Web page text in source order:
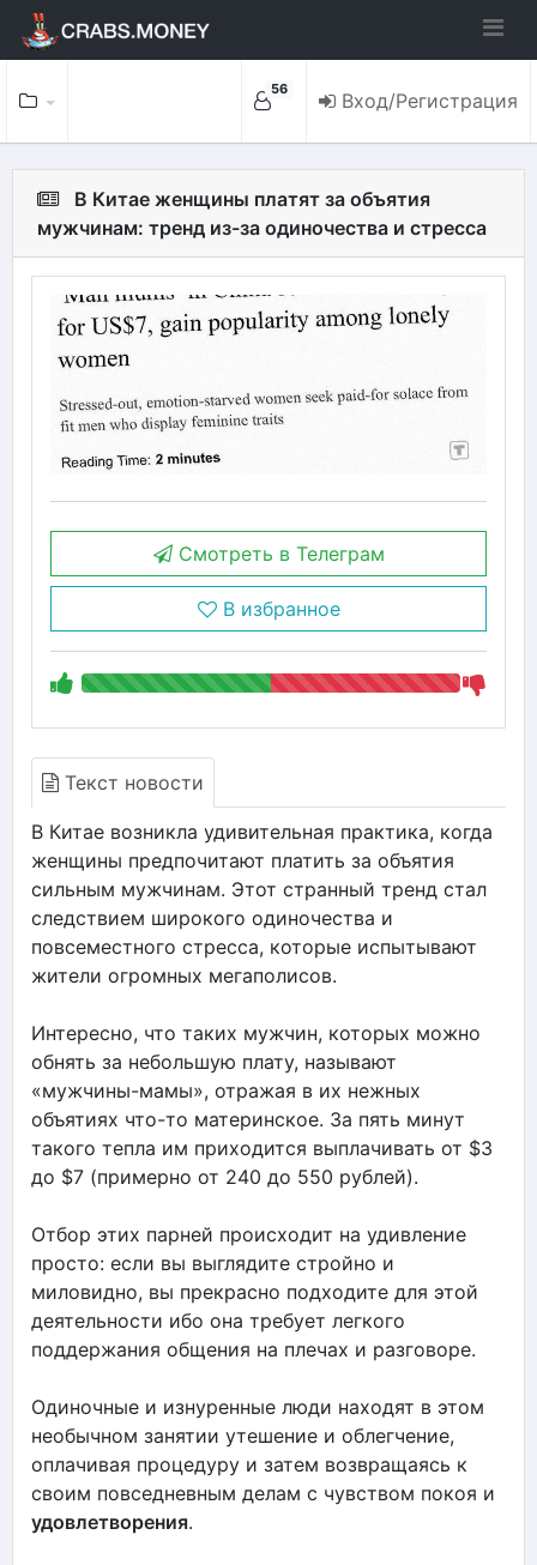
56 Вход/Регистрация
В Китае женщины платят за объятия
мужчинам: тренд из-за одиночества и стресса
Смотреть в Телеграм
В избранное
Текст новости
В Китае возникла удивительная практика, когда
женщины предпочитают платить за объятия
сильным мужчинам. Этот странный тренд стал
следствием широкого одиночества и
повсеместного стресса, которые испытывают
жители огромных мегаполисов.
Интересно, что таких мужчин, которых можно
обнять за небольшую плату, называют
«мужчины-мамы», отражая в их нежных
объятиях что-то материнское. За пять минут
такого тепла им приходится выплачивать от $3
до $7 (примерно от 240 до 550 рублей).
Отбор этих парней происходит на удивление
просто: если вы выглядите стройно и
миловидно, вы прекрасно подходите для этой
деятельности ибо она требует легкого
поддержания общения на плечах и разговоре.
Одиночные и изнуренные люди находят в этом
необычном занятии утешение и облегчение,
оплачивая процедуру и затем возвращаясь к
своим повседневным делам с чувством покоя и
удовлетворения.